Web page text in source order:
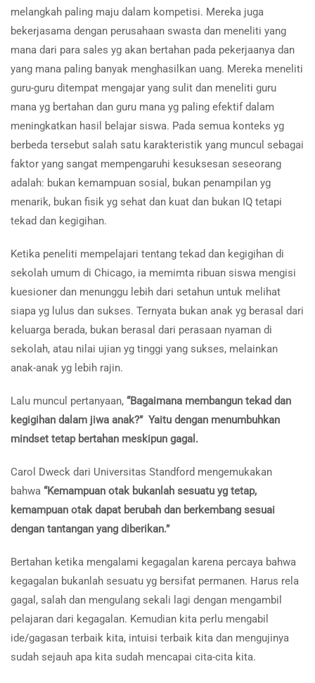
melangkah paling maju dalam kompetisi. Mereka juga
bekerjasama dengan perusahaan swasta dan meneliti yang
mana dari para sales yg akan bertahan pada pekerjaanya dan
yang mana paling banyak menghasilkan uang. Mereka meneliti
guru-guru ditempat mengajar yang sulit dan meneliti guru
mana yg bertahan dan guru mana yg paling efektif dalam
meningkatkan hasil belajar siswa. Pada semua konteks yg
berbeda tersebut salah satu karakteristik yang muncul sebagai
faktor yang sangat mempengaruhi kesuksesan seseorang
adalah: bukan kemampuan sosial, bukan penampilan yg
menarik, bukan fisik yg sehat dan kuat dan bukan IQ tetapi
tekad dan kegigihan.
Ketika peneliti mempelajari tentang tekad dan kegigihan di
sekolah umum di Chicago, ia memimta ribuan siswa mengisi
kuesioner dan menunggu lebih dari setahun untuk melihat
siapa yg lulus dan sukses. Ternyata bukan anak yg berasal dari
keluarga berada, bukan berasal dari perasaan nyaman di
sekolah, atau nilai ujian yg tinggi yang sukses, melainkan
anak-anak yg lebih rajin.
Lalu muncul pertanyaan, “Bagaimana membangun tekad dan
kegigihan dalam jiwa anak?” Yaitu dengan menumbuhkan
mindset tetap bertahan meskipun gagal.
Carol Dweck dari Universitas Standford mengemukakan
bahwa “Kemampuan otak bukanlah sesuatu yg tetap,
kemampuan otak dapat berubah dan berkembang sesuai
dengan tantangan yang diberikan.”
Bertahan ketika mengalami kegagalan karena percaya bahwa
kegagalan bukanlah sesuatu yg bersifat permanen. Harus rela
gagal, salah dan mengulang sekali lagi dengan mengambil
pelajaran dari kegagalan. Kemudian kita perlu mengabil
ide/gagasan terbaik kita, intuisi terbaik kita dan mengujinya
sudah sejauh apa kita sudah mencapai cita-cita kita.